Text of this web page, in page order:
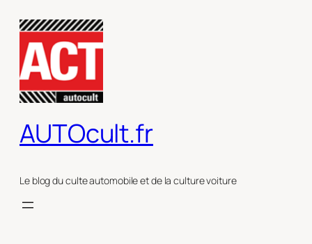
contenu
AUTOcult.fr
Le blog du culte automobile et de la culture voiture